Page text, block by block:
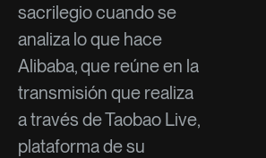
sacrilegio cuando se
analiza lo que hace
Alibaba, que reúne en la
transmisión que realiza
a través de Taobao Live,
plataforma de su